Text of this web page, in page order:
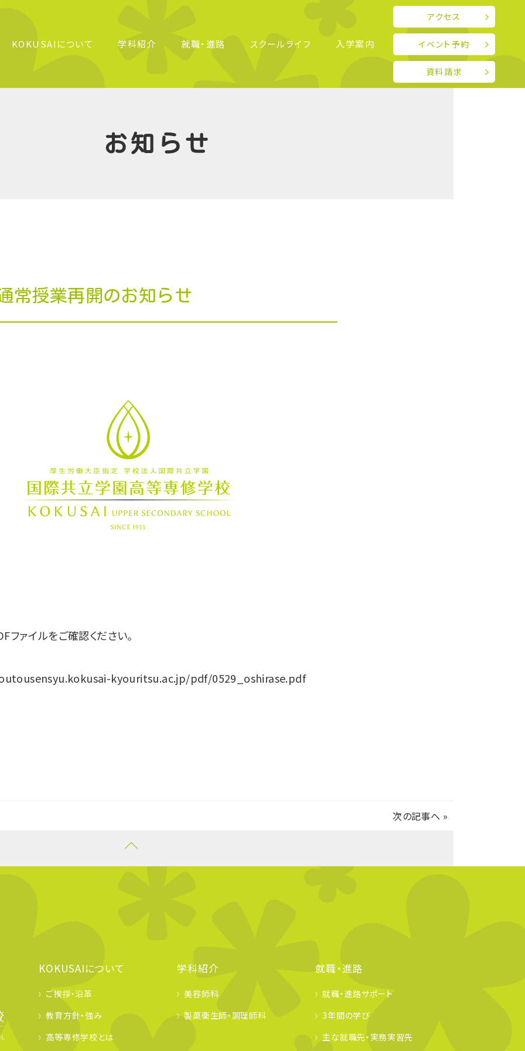
KOKUSAIについて
教育方針・強み 高等専修学校とは 施設紹介・アクセス
学科紹介
美容師科 製菓衛生師・調理師科
就職・進路
進路サポート 3年間の学び 主な就職先・実務実習先
スクールライフ
在校生データ 生徒の一日 よくある質問
入学案内
入試相談について 学費・奨学金・学業優秀者給付金制度
アクセス
イベント予約
資料請求
お知らせ
常授業再開のお知らせ
ァイルをご確認ください。
kyouritsu.ac.jp/pdf/0529_oshirase.pdf
次の記事へ »
KOKUSAIについて
ご挨拶・沿革
教育方針・強み
高等専修学校とは
学科紹介
美容師科
製菓衛生師・調理師科
就職・進路
就職・進路サポート
3年間の学び
主な就職先・実務実習先